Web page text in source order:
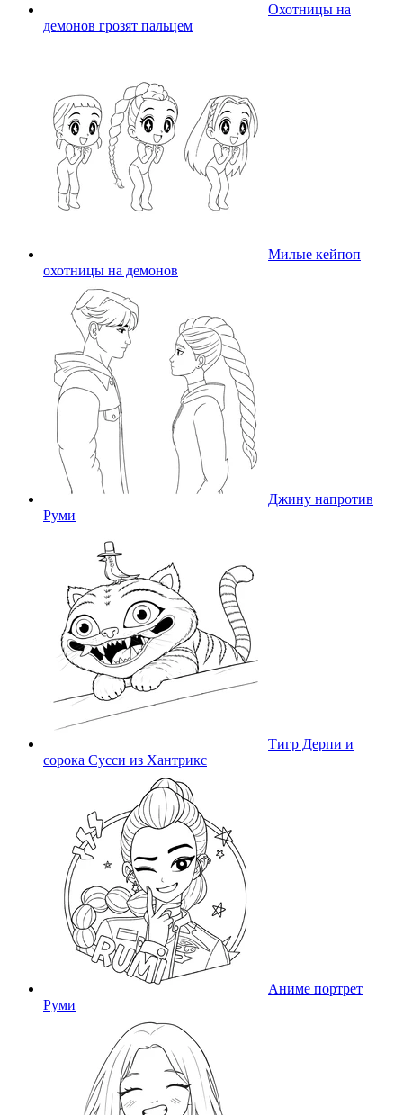
Охотницы на
демонов грозят пальцем
Милые кейпоп
охотницы на демонов
Джину напротив
Руми
Тигр Дерпи и
сорока Сусси из Хантрикс
Аниме портрет
Руми